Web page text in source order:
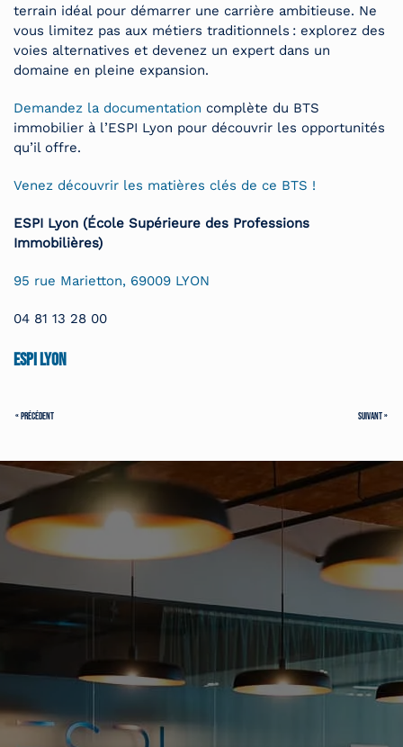
terrain idéal pour démarrer une carrière ambitieuse. Ne
vous limitez pas aux métiers traditionnels : explorez des
voies alternatives et devenez un expert dans un
domaine en pleine expansion.
Demandez la documentation complète du BTS
immobilier à l’ESPI Lyon pour découvrir les opportunités
qu’il offre.
Venez découvrir les matières clés de ce BTS !
ESPI Lyon (École Supérieure des Professions
Immobilières)
95 rue Marietton, 69009 LYON
04 81 13 28 00
ESPI Lyon
« PRÉCÉDENT SUIVANT »